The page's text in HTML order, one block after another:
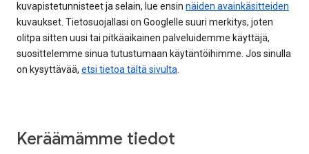
kuvapistetunnisteet ja selain, lue ensin näiden avainkäsitteiden
kuvaukset. Tietosuojallasi on Googlelle suuri merkitys, joten
olitpa sitten uusi tai pitkäaikainen palveluidemme käyttäjä,
suosittelemme sinua tutustumaan käytäntöihimme. Jos sinulla
on kysyttävää, etsi tietoa tältä sivulta.
Keräämämme tiedot